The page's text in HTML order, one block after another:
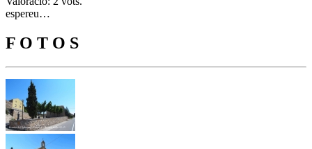
espereu…
F O T O S